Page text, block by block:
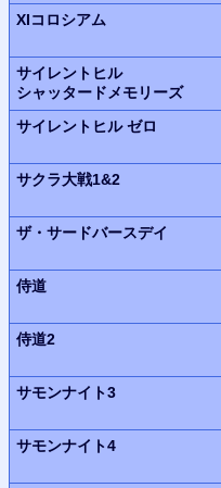
XIコロシアム
サイレントヒル
シャッタードメモリーズ
サイレントヒルゼロ
サクラ大戦1&2
ザ・サードバースデイ
侍道
侍道2
サモンナイト3
サモンナイト4